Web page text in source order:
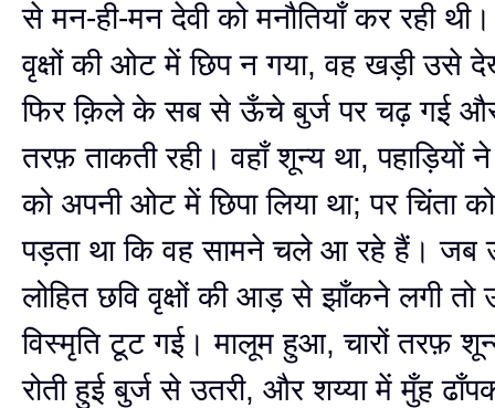
से मन-ही-मन देवी को मनौतियाँ कर रही
वृक्षों की ओट में छिप न गया, वह खड़ी उसे
फिर क़िले के सब से ऊँचे बुर्ज पर चढ़ गई
तरफ़ ताकती रही। वहाँ शून्य था, पहाड़ियों
को अपनी ओट में छिपा लिया था; पर चिंता
पड़ता था कि वह सामने चले आ रहे हैं। जब
लोहित छवि वृक्षों की आड़ से झाँकने लगी तो
विस्मृति टूट गई। मालूम हुआ, चारों तरफ़
रोती हुई बुर्ज से उतरी, और शय्या में मुँह